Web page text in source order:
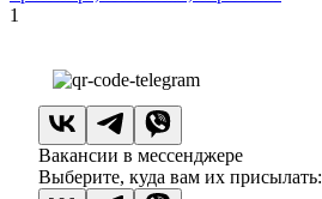
1
Вакансии в мессенджере
Выберите, куда вам их присылать: